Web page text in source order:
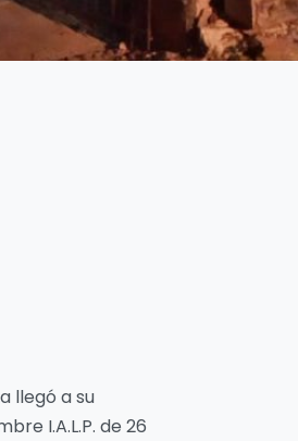
llegó a su
I.A.L.P. de 26